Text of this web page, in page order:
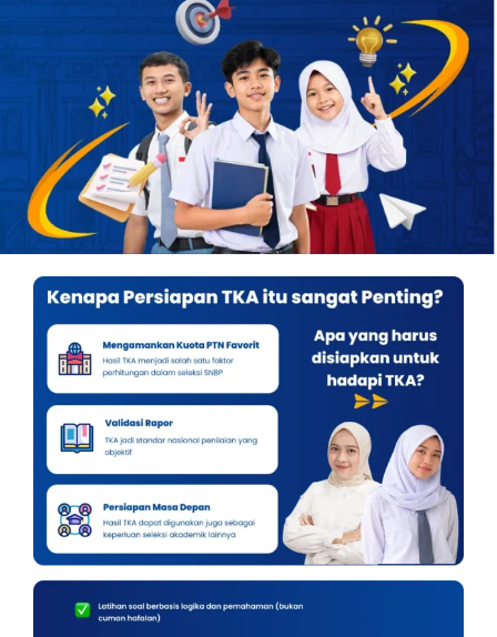
OUR PROGRAM
REGISTRATION
CONTACT US